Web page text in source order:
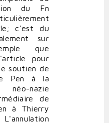
du Fn
c'est du
sur
que
pour
soutien de
Pen à la
néo-nazie
de
à Thierry